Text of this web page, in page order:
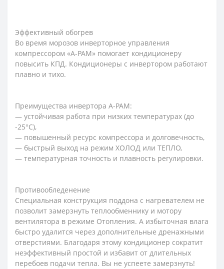
Эффективный обогрев
Во время морозов инверторное управления
компрессором «A-PAM» помогает кондиционеру
повысить КПД. Кондиционеры с инвертором работают
плавно и тихо.
Преимущества инвертора A-PAM:
— устойчивая работа при низких температурах (до
-25°С),
— повышенный ресурс компрессора и долговечность,
— быстрый выход на режим ХОЛОД или ТЕПЛО,
— температурная точность и плавность регулировки.
Противообледенение
Специальная конструкция поддона с нагревателем не
позволит замерзнуть теплообменнику и мотору
вентилятора в режиме Отопления. А избыточная влага
быстро удалится через дополнительные дренажными
отверстиями. Благодаря этому кондиционер сократит
неэффективный простой и избавит от длительных
перебоев подачи тепла. Вы не успеете замерзнуть!